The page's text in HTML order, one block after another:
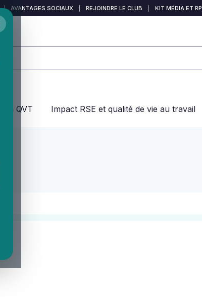
| AVANTAGES SOCIAUX REJOINDRE LE CLUB KIT MÉDIA ET RP
la QVT Impact RSE et qualité de vie au travail